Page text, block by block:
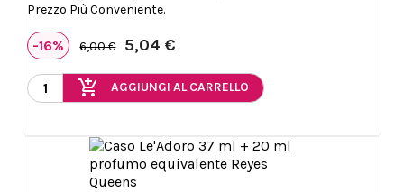
Prezzo Più Conveniente.
-16% 6,00 € 5,04 €
add_shopping_cart AGGIUNGI AL CARRELLO